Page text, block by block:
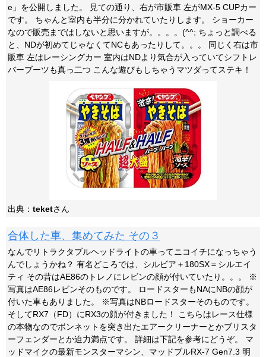
e」を公開しました。 見ての通り、右が市販車 左がMX-5 CUPカー
です。 ちゃんと室内も半分に分かれていたりします。 ショーカー
なので販売まではしないと思いますが。。。。(^^; ちょっと調べる
と、NDが初めてじゃなくてNCもあったりして。。。 同じく右は市
販車 左はレーシングカー 室内はNDより気合が入っていてシフトレ
バーブーツも真っ二つ こんな遊びもしちゃうマツダってステキ！
出典： teketさん
合体した車、集めてみた その３
なんでリトラクタブルヘッドライトの車ってニコイチになっちゃう
んでしょうかね？ 有名どころでは、シルビア＋180SX＝シルエイ
ティ その昔はAE86のトレノにレビンの顔が付いていたり。。。 ※
写真はAE86レビンそのものです。 ロードスターもNAにNBの顔が
付いた車もありました。 ※写真はNBロードスターそのものです。
そしてRX7（FD）にRX3の顔が付きました！ こちらはレース仕様
の本物なのでボンネットを突き出たエアークリーナーとかブリスタ
ーフェンダーとか迫力満点です。 詳細は下記を参考にどうぞ。 マ
ッドマイクの最新モンスターマシン、マッドブルRX-7 Gen7.3 明